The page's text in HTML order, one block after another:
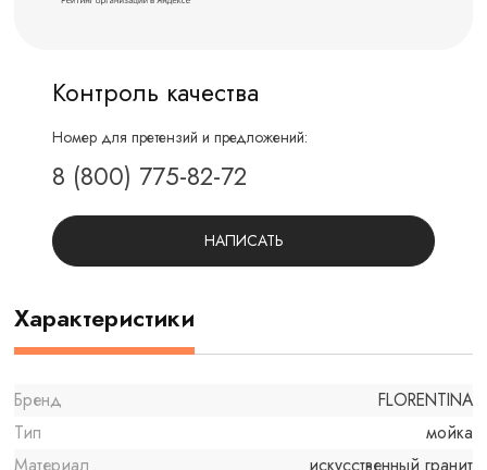
Контроль качества
Номер для претензий и предложений:
8 (800) 775-82-72
НАПИСАТЬ
Характеристики
Бренд
FLORENTINA
Тип
мойка